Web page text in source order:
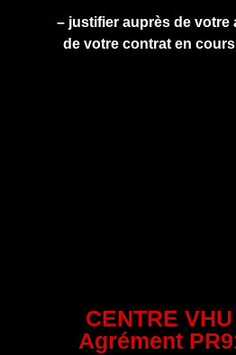
– justifier auprès de votre
de votre contrat en
CENTRE
Agrément